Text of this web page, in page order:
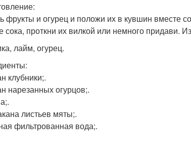
фрукты и огурец и положи их в кувшин вместе
сока, проткни их вилкой или немного придави.
лайм, огурец.
клубники;.
нарезанных огурцов;.
листьев мяты;.
фильтрованная вода;.